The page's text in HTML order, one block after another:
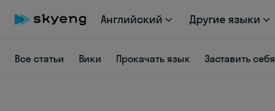
Английский Другие языки
Все статьи Вики Прокачать язык Заставить себя